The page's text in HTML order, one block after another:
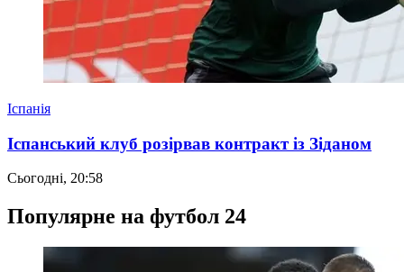
Іспанія
Іспанський клуб розірвав контракт із Зіданом
Сьогодні, 20:58
Популярне на футбол 24